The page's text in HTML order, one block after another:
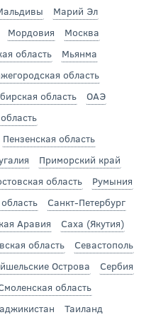
Марий Эл
Мордовия
Москва
область
Мьянма
область
область
ОАЭ
Пензенская область
Приморский край
область
Румыния
Санкт-Петербург
Аравия
Саха (Якутия)
область
Севастополь
Острова
Сербия
область
Таиланд